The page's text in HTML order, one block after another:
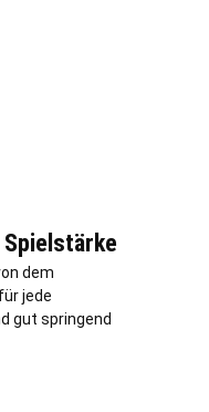
dem
jede
gut springend